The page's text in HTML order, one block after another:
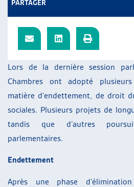
JOURNÉES D’AUTOMNE
Lors de la dernière session
Chambres ont adopté
matière d’endettement, de droit
sociales. Plusieurs projets de
tandis que d’autres
parlementaires.
Endettement
Après une phase
PARTAGER